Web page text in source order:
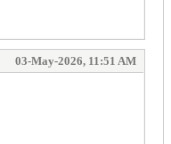
03-May-2026, 11:51 AM